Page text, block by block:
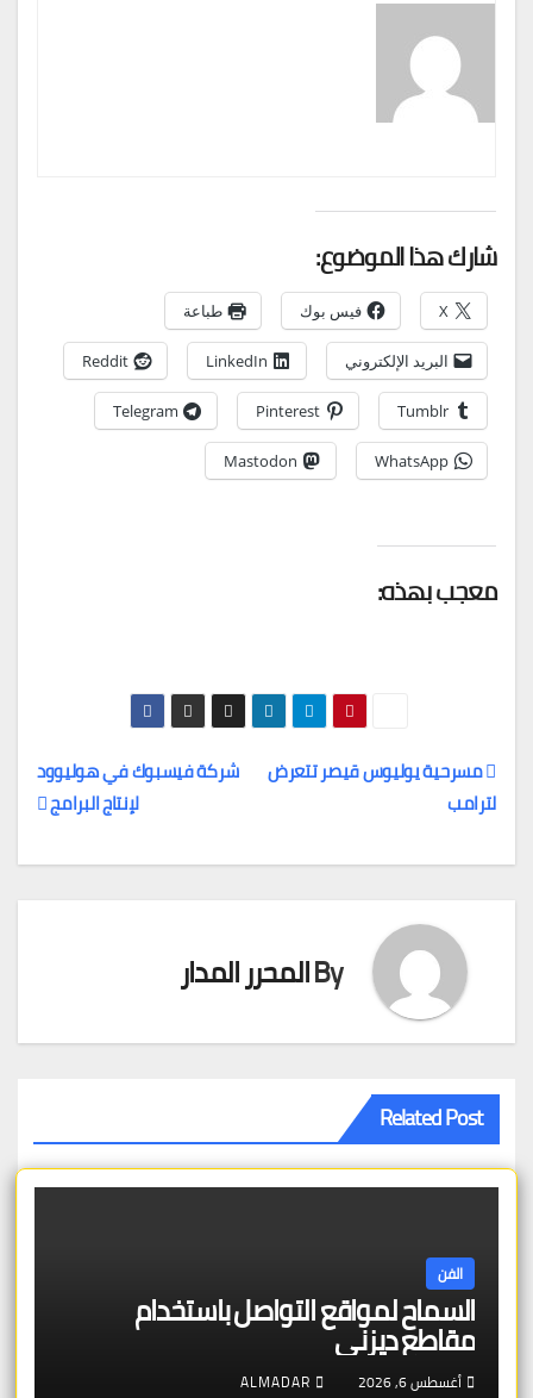
شارك هذا الموضوع:
X فيس بوك طباعة
البريد الإلكتروني LinkedIn
Reddit
Tumblr
Pinterest
Telegram
WhatsApp
Mastodon
معجب بهذه:
تصفّح
المقالات
شركة فيسبوك في هوليوود
لإنتاج البرامج
مسرحية يوليوس قيصر تتعرض
لترامب
Byالمحرر المدار
Related Post
الفن
السماح لمواقع التواصل باستخدام
مقاطع ديزني
أغسطس 6, 2026 ALMADAR